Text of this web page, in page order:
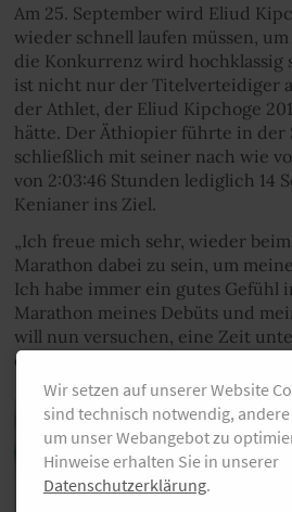
Am 25. September wird Eliud
wieder schnell laufen müssen,
die Konkurrenz wird hochklassig
ist nicht nur der Titelverteidiger
der Athlet, der Eliud Kipchoge
hätte. Der Äthiopier führte in der
schließlich mit seiner nach wie
von 2:03:46 Stunden lediglich 14
Kenianer ins Ziel.
„Ich freue mich sehr, wieder
Marathon dabei zu sein, um
Ich habe immer ein gutes Gefühl
Marathon meines Debüts und
will nun versuchen, eine Zeit
erreichen”, sagte Guye Adola.
Wir setzen auf unserer Website
sind technisch notwendig,
um unser Webangebot zu
Hinweise erhalten Sie in unserer
Datenschutzerklärung.